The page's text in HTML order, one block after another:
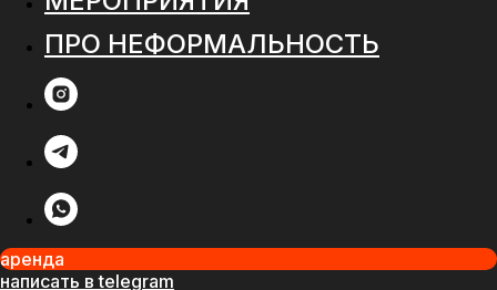
ПРО НЕФОРМАЛЬНОСТЬ
аренда
написать в telegram